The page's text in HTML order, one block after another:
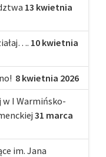
13 kwietnia
10 kwietnia
8 kwietnia 2026
w I Warmińsko-
31 marca
im. Jana